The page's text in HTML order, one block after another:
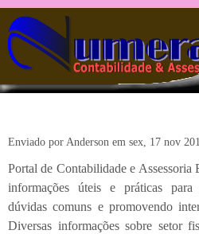
Pular para o
Enviado por Anderson em sex, 17 nov
Portal de Contabilidade e Assessoria
informações úteis e práticas para
dúvidas comuns e promovendo
Diversas informações sobre setor